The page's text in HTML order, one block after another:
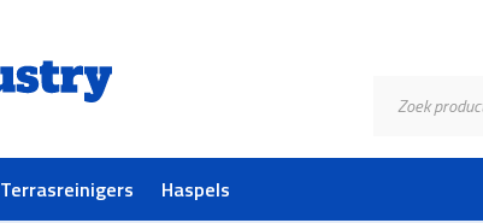
zoeken
Terrasreinigers Haspels